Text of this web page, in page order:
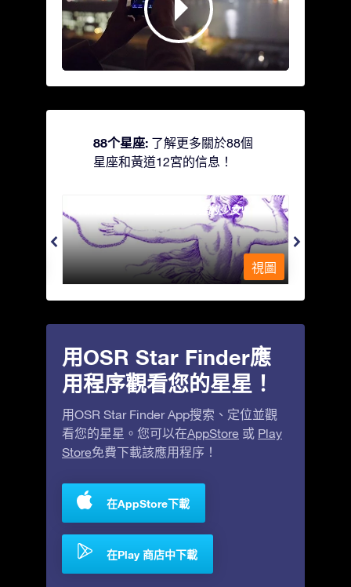
88个星座: 了解更多關於88個
星座和黃道12宮的信息！
Andromeda - 被鐵鍊鎖著的少女
視圖
用OSR Star Finder應
用程序觀看您的星星！
用OSR Star Finder App搜索、定位並觀
看您的星星。您可以在AppStore 或 Play
Store免費下載該應用程序！
在AppStore下載
在Play 商店中下載